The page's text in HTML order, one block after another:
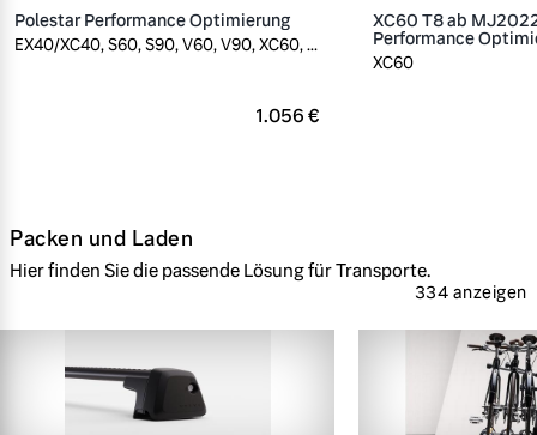
Polestar Performance Optimierung
EX40/XC40, S60, S90, V60, V90, XC60, ...
1.056 €
XC60 T8 ab
Performance
XC60
Packen und Laden
Hier finden Sie die passende Lösung für Transporte.
334 anzeigen